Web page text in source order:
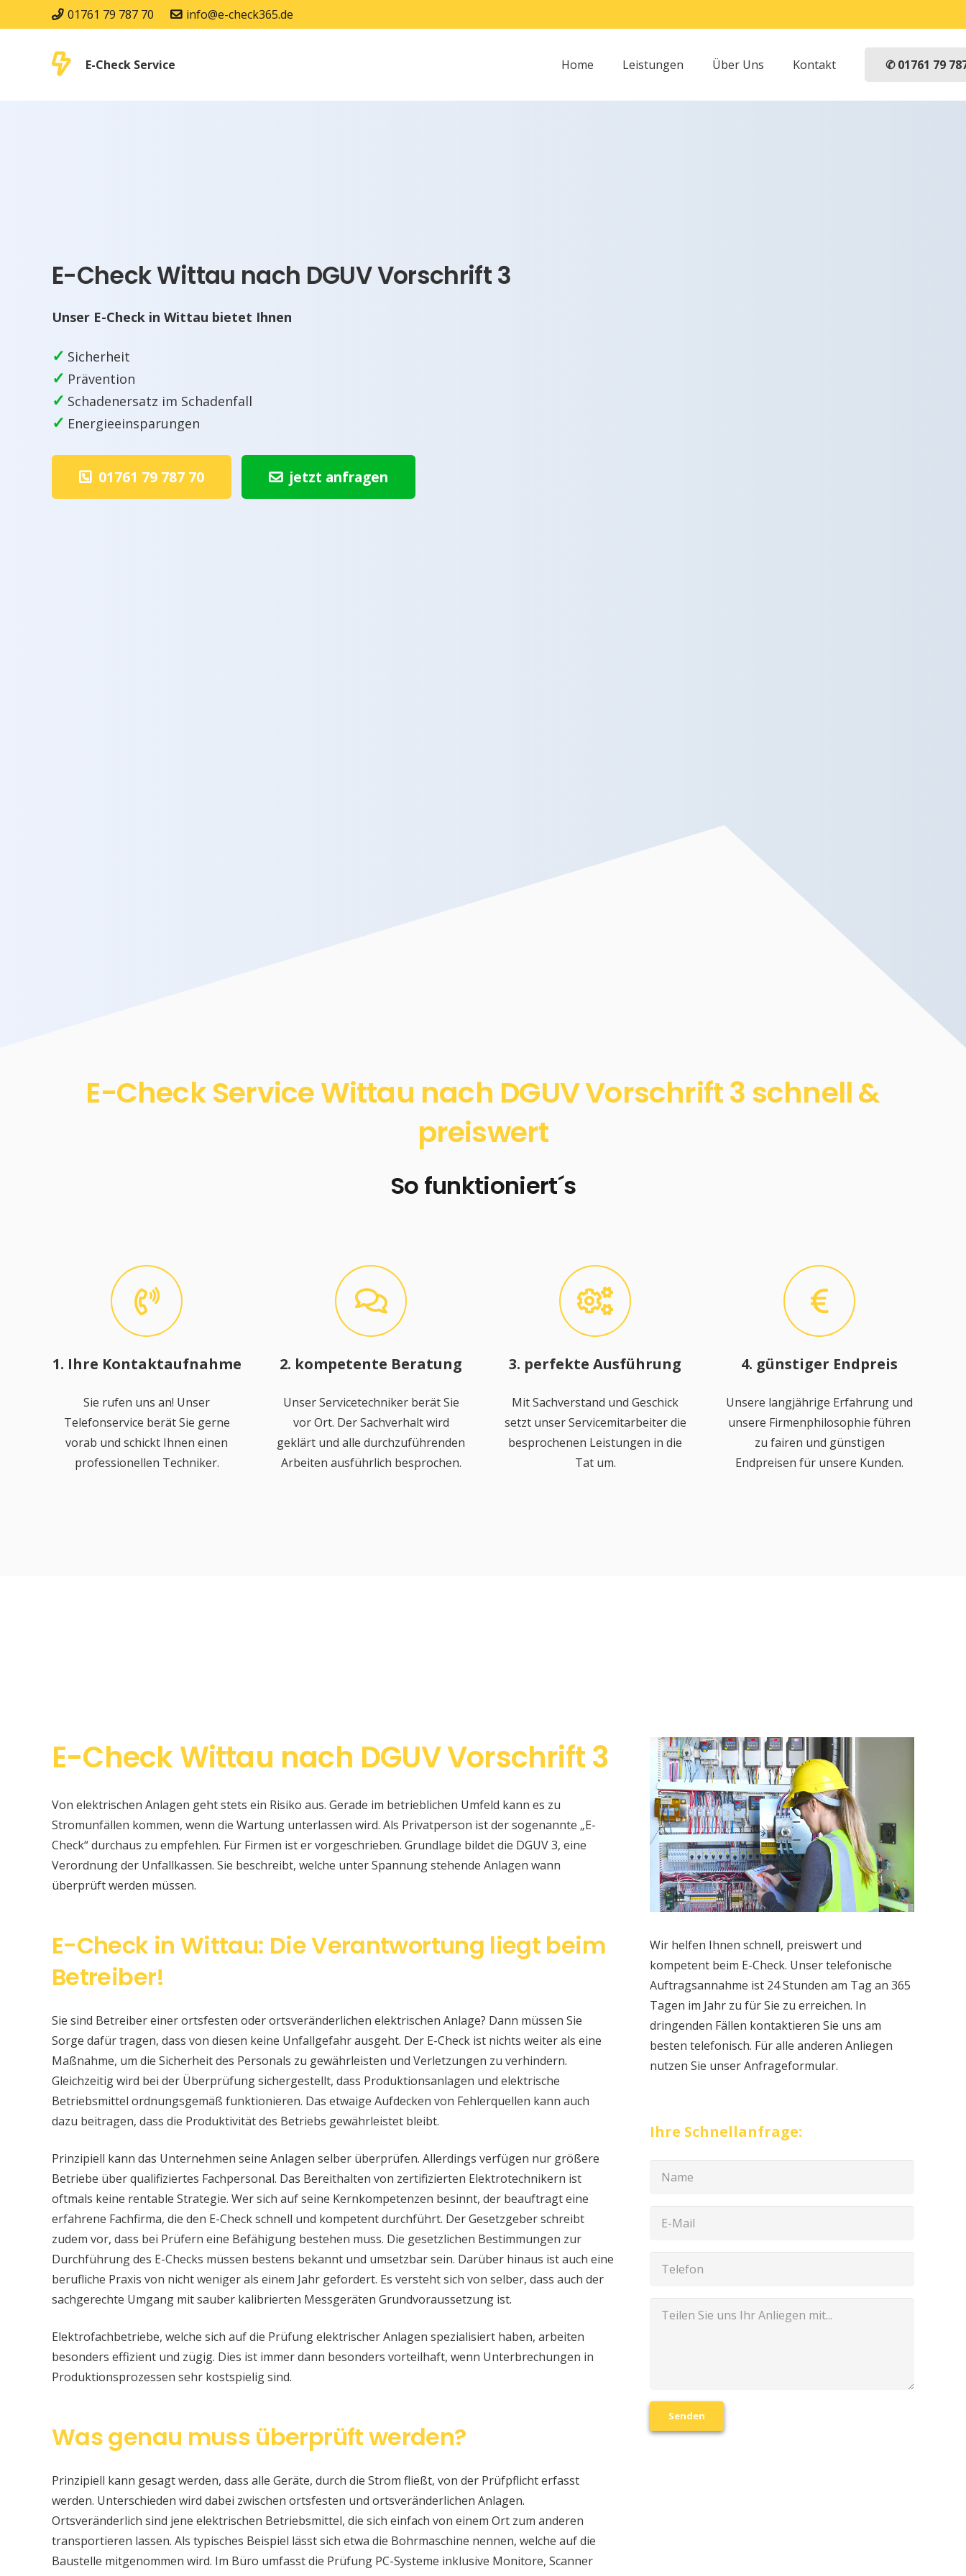
01761 79 787 70 info@e-check365.de
E-Check Service Home Leistungen Über Uns Kontakt ✆ 01761 79
E-Check Wittau nach DGUV Vorschrift 3
Unser E-Check in Wittau bietet Ihnen
✓ Sicherheit
✓ Prävention
✓ Schadenersatz im Schadenfall
✓ Energieeinsparungen
01761 79 787 70 jetzt anfragen
E-Check Service Wittau nach DGUV Vorschrift 3 schnell &
preiswert
So funktioniert´s
1. Ihre Kontaktaufnahme
Sie rufen uns an! Unser
Telefonservice berät Sie gerne
vorab und schickt Ihnen einen
professionellen Techniker.
2. kompetente Beratung
Unser Servicetechniker berät Sie
vor Ort. Der Sachverhalt wird
geklärt und alle durchzuführenden
Arbeiten ausführlich besprochen.
3. perfekte Ausführung
Mit Sachverstand und Geschick
setzt unser Servicemitarbeiter die
besprochenen Leistungen in die
Tat um.
4. günstiger Endpreis
Unsere langjährige Erfahrung und
unsere Firmenphilosophie führen
zu fairen und günstigen
Endpreisen für unsere Kunden.
E-Check Wittau nach DGUV Vorschrift 3
Von elektrischen Anlagen geht stets ein Risiko aus. Gerade im betrieblichen Umfeld kann es zu
Stromunfällen kommen, wenn die Wartung unterlassen wird. Als Privatperson ist der sogenannte „E-
Check“ durchaus zu empfehlen. Für Firmen ist er vorgeschrieben. Grundlage bildet die DGUV 3, eine
Verordnung der Unfallkassen. Sie beschreibt, welche unter Spannung stehende Anlagen wann
überprüft werden müssen.
E-Check in Wittau: Die Verantwortung liegt beim
Betreiber!
Sie sind Betreiber einer ortsfesten oder ortsveränderlichen elektrischen Anlage? Dann müssen Sie
Sorge dafür tragen, dass von diesen keine Unfallgefahr ausgeht. Der E-Check ist nichts weiter als eine
Maßnahme, um die Sicherheit des Personals zu gewährleisten und Verletzungen zu verhindern.
Gleichzeitig wird bei der Überprüfung sichergestellt, dass Produktionsanlagen und elektrische
Betriebsmittel ordnungsgemäß funktionieren. Das etwaige Aufdecken von Fehlerquellen kann auch
dazu beitragen, dass die Produktivität des Betriebs gewährleistet bleibt.
Prinzipiell kann das Unternehmen seine Anlagen selber überprüfen. Allerdings verfügen nur größere
Betriebe über qualifiziertes Fachpersonal. Das Bereithalten von zertifizierten Elektrotechnikern ist
oftmals keine rentable Strategie. Wer sich auf seine Kernkompetenzen besinnt, der beauftragt eine
erfahrene Fachfirma, die den E-Check schnell und kompetent durchführt. Der Gesetzgeber schreibt
zudem vor, dass bei Prüfern eine Befähigung bestehen muss. Die gesetzlichen Bestimmungen zur
Durchführung des E-Checks müssen bestens bekannt und umsetzbar sein. Darüber hinaus ist auch eine
berufliche Praxis von nicht weniger als einem Jahr gefordert. Es versteht sich von selber, dass auch der
sachgerechte Umgang mit sauber kalibrierten Messgeräten Grundvoraussetzung ist.
Elektrofachbetriebe, welche sich auf die Prüfung elektrischer Anlagen spezialisiert haben, arbeiten
besonders effizient und zügig. Dies ist immer dann besonders vorteilhaft, wenn Unterbrechungen in
Produktionsprozessen sehr kostspielig sind.
Was genau muss überprüft werden?
Prinzipiell kann gesagt werden, dass alle Geräte, durch die Strom fließt, von der Prüfpflicht erfasst
werden. Unterschieden wird dabei zwischen ortsfesten und ortsveränderlichen Anlagen.
Ortsveränderlich sind jene elektrischen Betriebsmittel, die sich einfach von einem Ort zum anderen
transportieren lassen. Als typisches Beispiel lässt sich etwa die Bohrmaschine nennen, welche auf die
Baustelle mitgenommen wird. Im Büro umfasst die Prüfung PC-Systeme inklusive Monitore, Scanner
Wir helfen Ihnen schnell, preiswert und
kompetent beim E-Check. Unser telefonische
Auftragsannahme ist 24 Stunden am Tag an 365
Tagen im Jahr zu für Sie zu erreichen. In
dringenden Fällen kontaktieren Sie uns am
besten telefonisch. Für alle anderen Anliegen
nutzen Sie unser Anfrageformular.
Ihre Schnellanfrage:
Senden